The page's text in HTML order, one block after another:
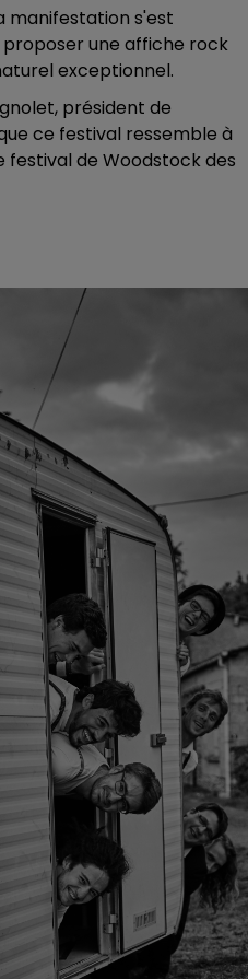
manifestation s'est
une affiche rock
exceptionnel.
président de
ce festival ressemble à
de Woodstock des